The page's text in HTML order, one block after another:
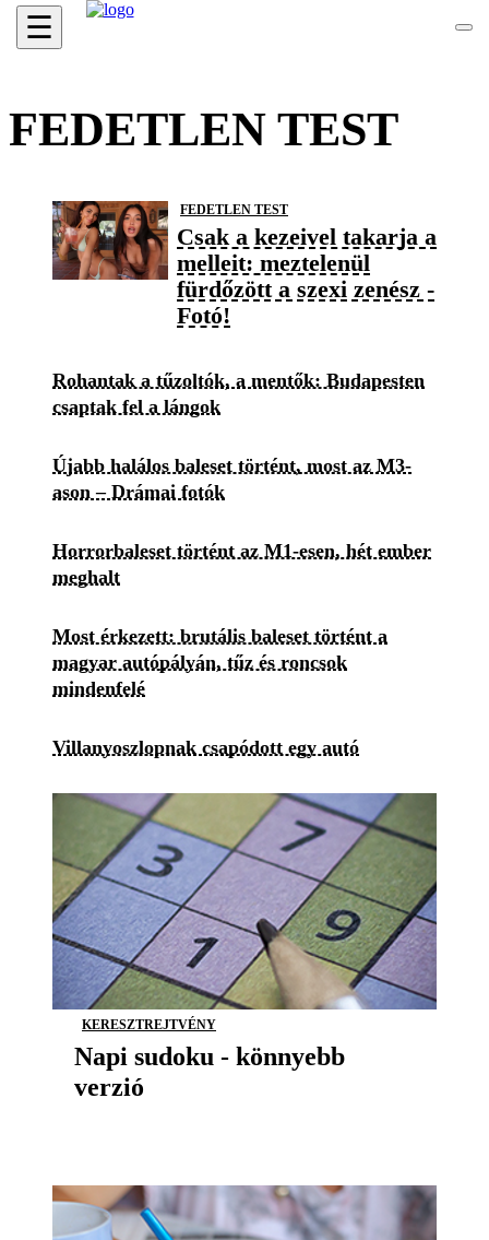
☰
FEDETLEN TEST
FEDETLEN TEST
Csak a kezeivel takarja a
melleit: meztelenül
fürdőzött a szexi zenész -
Fotó!
Rohantak a tűzoltók, a mentők: Budapesten
csaptak fel a lángok
Újabb halálos baleset történt, most az M3-
ason – Drámai fotók
Horrorbaleset történt az M1-esen, hét ember
meghalt
Most érkezett: brutális baleset történt a
magyar autópályán, tűz és roncsok
mindenfelé
Villanyoszlopnak csapódott egy autó
KERESZTREJTVÉNY
Napi sudoku - könnyebb
verzió